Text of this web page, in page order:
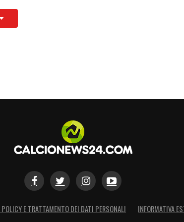
: il centrale colombiano ha una
vorrebbe trattenerlo, ma se
(Milan) eSebastian Szymański
POLICY E TRATTAMENTO DEI DATI PERSONALI INFORMATIVA